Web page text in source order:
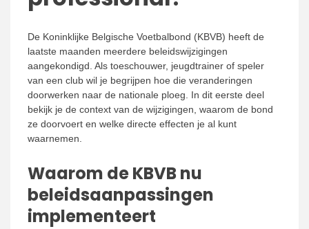
De Koninklijke Belgische Voetbalbond (KBVB) heeft de
laatste maanden meerdere beleidswijzigingen
aangekondigd. Als toeschouwer, jeugdtrainer of speler
van een club wil je begrijpen hoe die veranderingen
doorwerken naar de nationale ploeg. In dit eerste deel
bekijk je de context van de wijzigingen, waarom de bond
ze doorvoert en welke directe effecten je al kunt
waarnemen.
Waarom de KBVB nu
beleidsaanpassingen
implementeert